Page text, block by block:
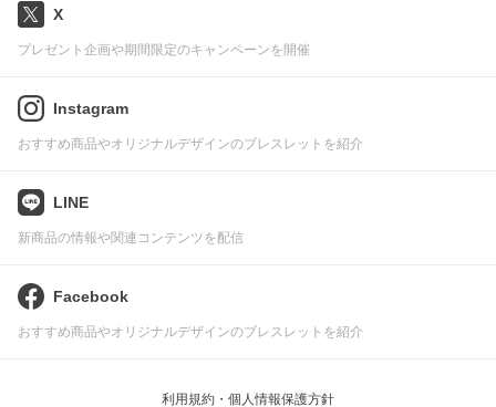
X
プレゼント企画や期間限定のキャンペーンを開催
Instagram
おすすめ商品やオリジナルデザインのブレスレットを紹介
LINE
新商品の情報や関連コンテンツを配信
Facebook
おすすめ商品やオリジナルデザインのブレスレットを紹介
利用規約・個人情報保護方針